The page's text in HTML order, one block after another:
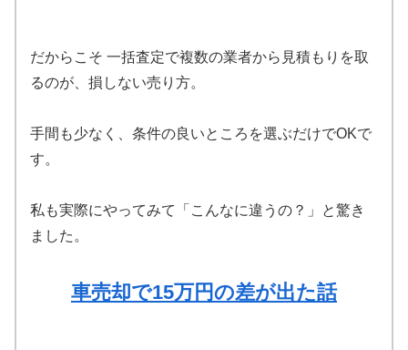
だからこそ 一括査定で複数の業者から見積もりを取
るのが、損しない売り方。
手間も少なく、条件の良いところを選ぶだけでOKで
す。
私も実際にやってみて「こんなに違うの？」と驚き
ました。
車売却で15万円の差が出た話